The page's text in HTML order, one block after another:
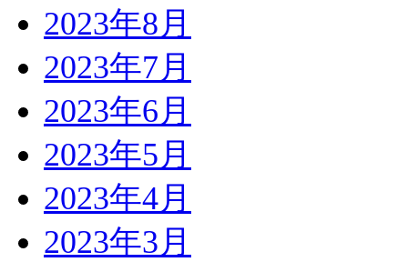
2023年8月
2023年7月
2023年6月
2023年5月
2023年4月
2023年3月